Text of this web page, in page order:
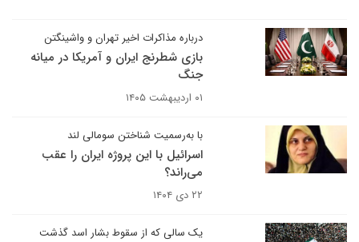
درباره مذاکرات اخیر تهران و واشینگتن
بازی شطرنج ایران و آمریکا در میانه
جنگ
۰۱ اردیبهشت ۱۴۰۵
با به‌رسمیت شناختن سومالی لند
اسرائیل با این پروژه ایران را عقب
می‌راند؟
۲۲ دی ۱۴۰۴
یک سالی که از سقوط بشار اسد گذشت